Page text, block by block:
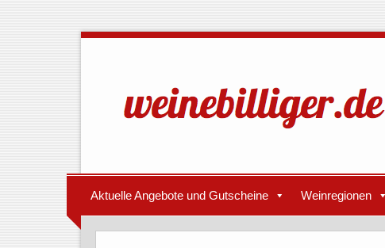
Aktuelle Angebote und Gutscheine Weinregionen